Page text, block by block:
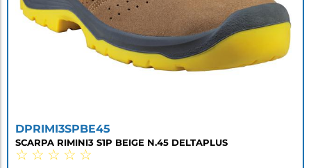
DPRIMI3SPBE45
SCARPA RIMINI3 S1P BEIGE N.45 DELTAPLUS
☆ ☆ ☆ ☆ ☆